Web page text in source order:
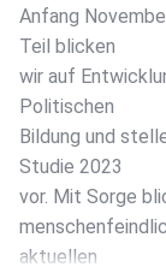
Anfang
Teil blicken
wir auf
Politischen
Bildung und
Studie 2023
vor. Mit Sorge
aktuellen